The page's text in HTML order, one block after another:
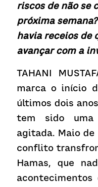
riscos de não se
próxima
havia receios de
avançar com a
TAHANI
marca o início
últimos dois
tem sido uma
agitada. Maio de
conflito
Hamas, que